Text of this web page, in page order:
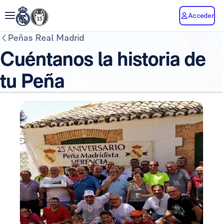
Acceder
Peñas Real Madrid
Cuéntanos la historia de
tu Peña